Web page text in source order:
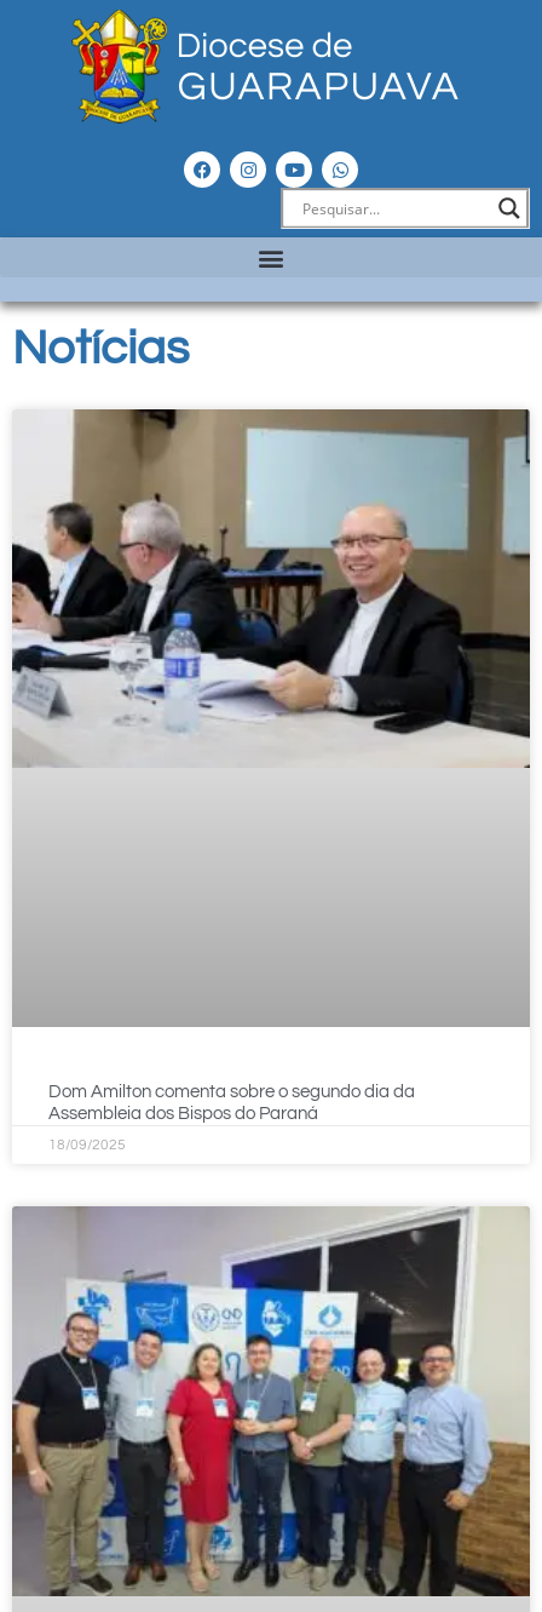
Notícias
Dom Amilton comenta sobre o segundo dia da
Assembleia dos Bispos do Paraná
18/09/2025